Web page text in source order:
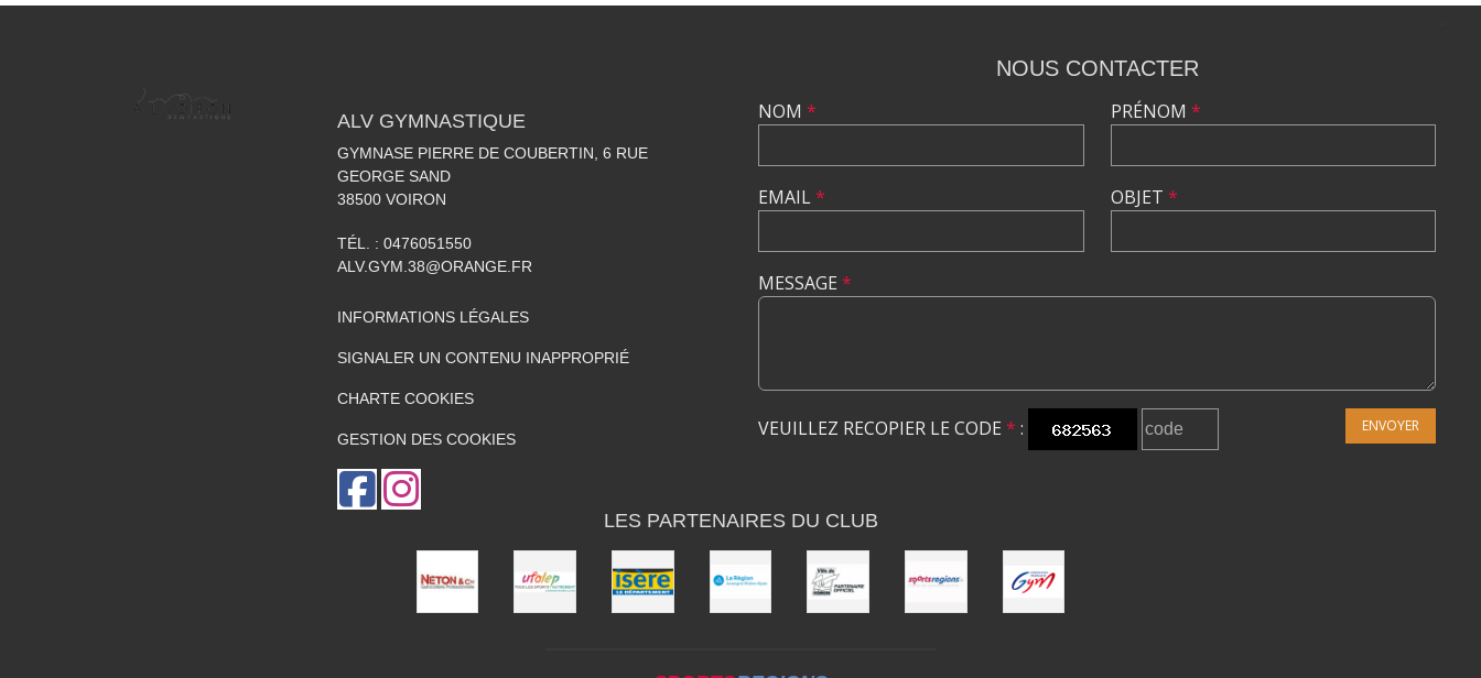
ALV GYMNASTIQUE
GYMNASE PIERRE DE COUBERTIN, 6 RUE
GEORGE SAND
38500 VOIRON
TÉL. :0476051550
ALV.GYM.38@ORANGE.FR
INFORMATIONS LÉGALES
SIGNALER UN CONTENU INAPPROPRIÉ
CHARTE COOKIES
GESTION DES COOKIES
NOUS CONTACTER
NOM *
EMAIL*
PRÉNOM *
OBJET *
MESSAGE *
VEUILLEZ RECOPIER LE CODE * : ENVOYER
LES PARTENAIRES DU CLUB